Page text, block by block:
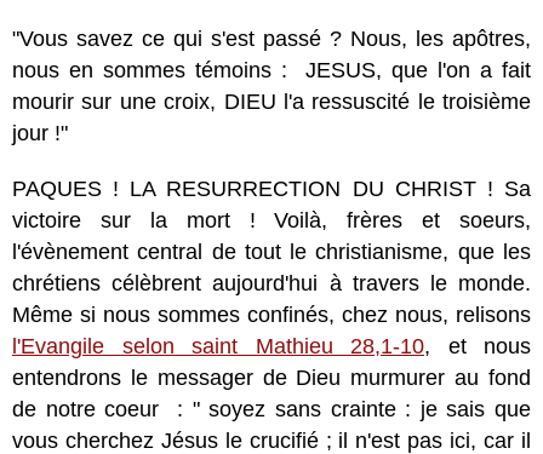
"Vous savez ce qui s'est passé ? Nous, les apôtres,
nous en sommes témoins : JESUS, que l'on a fait
mourir sur une croix, DIEU l'a ressuscité le troisième
jour !"
PAQUES ! LA RESURRECTION DU CHRIST ! Sa
victoire sur la mort ! Voilà, frères et soeurs,
l'évènement central de tout le christianisme, que les
chrétiens célèbrent aujourd'hui à travers le monde.
Même si nous sommes confinés, chez nous, relisons
l'Evangile selon saint Mathieu 28,1-10, et nous
entendrons le messager de Dieu murmurer au fond
de notre coeur : " soyez sans crainte : je sais que
vous cherchez Jésus le crucifié ; il n'est pas ici, car il